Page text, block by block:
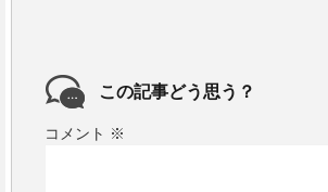
この記事どう思う？
コメント ※